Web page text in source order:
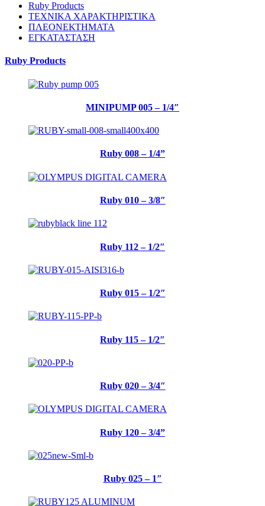
Ruby Products
ΤΕΧΝΙΚΑ ΧΑΡΑΚΤΗΡΙΣΤΙΚΑ
ΠΛΕΟΝΕΚΤΗΜΑΤΑ
ΕΓΚΑΤΑΣΤΑΣΗ
Ruby Products
MINIPUMP 005 – 1/4″
Ruby 008 – 1/4”
Ruby 010 – 3/8″
Ruby 112 – 1/2″
Ruby 015 – 1/2″
Ruby 115 – 1/2″
Ruby 020 – 3/4″
Ruby 120 – 3/4”
Ruby 025 – 1″